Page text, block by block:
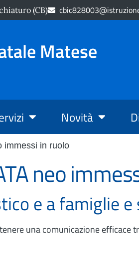
(CB)
Matese
Novità
immessi in ruolo
neo
e a famiglie
una comunicazione efficace